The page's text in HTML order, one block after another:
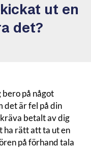
ut en
det?
på något
det är fel på din
betalt av dig
ha rätt att ta ut en
på förhand tala